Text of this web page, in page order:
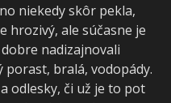
niekedy skôr pekla,
hrozivý, ale súčasne je
nadizajnovali
bralá, vodopády.
odlesky, či už je to pot